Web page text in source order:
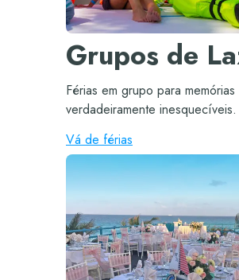
Grupos de
Férias em grupo para memórias
verdadeiramente inesquecíveis.
Vá de férias